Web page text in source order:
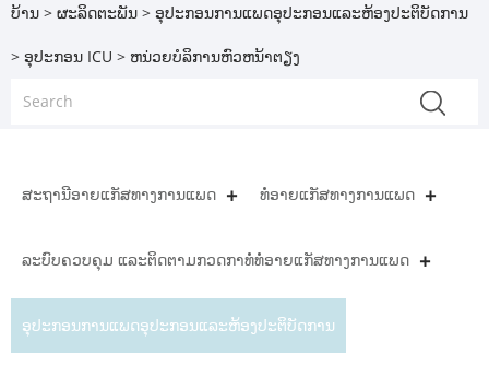
ບ້ານ > ຜະລິດຕະພັນ > ອຸ​ປະ​ກອນ​ການ​ແພດ​ອຸ​ປະ​ກອນ​ແລະ​ຫ້ອງ​ປະ​ຕິ​ບັດ​ການ​
> ອຸປະກອນ ICU > ຫນ່ວຍບໍລິການຫົວຫນ້າຕຽງ
ສະຖານີອາຍແກັສທາງການແພດ ທໍ່ອາຍແກັສທາງການແພດ
ລະບົບຄວບຄຸມ ແລະຕິດຕາມກວດກາທໍ່ທໍ່ອາຍແກັສທາງການແພດ
ອຸ​ປະ​ກອນ​ການ​ແພດ​ອຸ​ປະ​ກອນ​ແລະ​ຫ້ອງ​ປະ​ຕິ​ບັດ​ການ​